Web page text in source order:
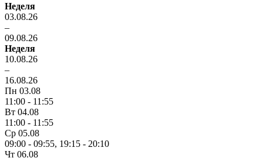
Неделя
03.08.26
–
09.08.26
Неделя
10.08.26
–
16.08.26
Пн 03.08
11:00 - 11:55
Вт 04.08
11:00 - 11:55
Ср 05.08
09:00 - 09:55, 19:15 - 20:10
Чт 06.08